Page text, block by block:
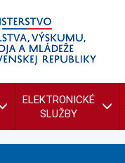
ELEKTRONICKÉ
SLUŽBY